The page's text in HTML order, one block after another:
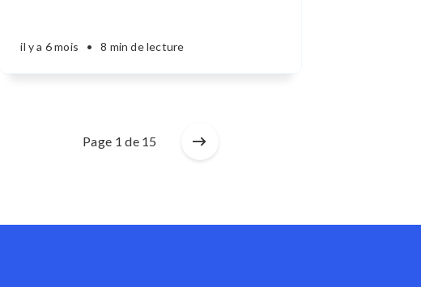
il y a 6 mois • 8 min de lecture
Page 1 de 15